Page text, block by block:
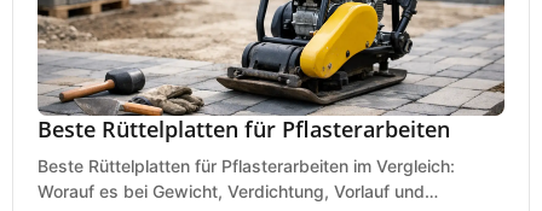
Beste Rüttelplatten für Pflasterarbeiten
Beste Rüttelplatten für Pflasterarbeiten im Vergleich:
Worauf es bei Gewicht, Verdichtung, Vorlauf und